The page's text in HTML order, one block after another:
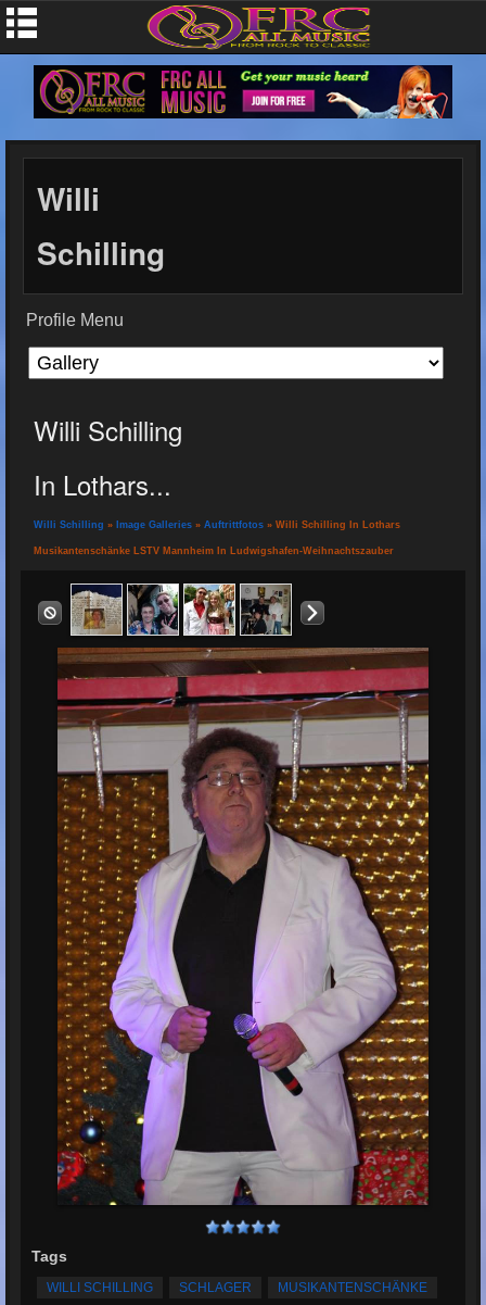
Willi
Schilling
Profile Menu
Willi Schilling
In Lothars...
Willi Schilling » Image Galleries » Auftrittfotos » Willi Schilling In Lothars
Musikantenschänke LSTV Mannheim In Ludwigshafen-Weihnachtszauber
Tags
WILLI SCHILLING SCHLAGER MUSIKANTENSCHÄNKE